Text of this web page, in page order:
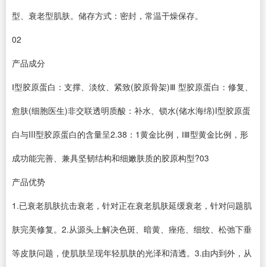
型、衰老型肌肤。储存方式：密封，常温干燥保存。
02
产品成分
Ⅰ型胶原蛋白：支撑、淡纹、紧致(胶原骨架)Ⅲ 型胶原蛋白：修复、
愈肤(细胞医生)非交联透明质酸：补水、锁水(储水海绵)I型胶原蛋
白与III型胶原蛋白的含量呈2.38：1黄金比例，ⅠⅢ型黄金比例，形
成功能完善、兼具坚韧结构和细嫩肤质的胶原构型?03
产品优势
1.已衰老肌肤抗击衰老，针对正在衰老肌肤延缓衰老，针对问题肌
肤完美修复。2.从源头上解决色斑、暗黄、痤疮、细纹、松弛下垂
等皮肤问题，使肌肤呈现年轻肌肤的光泽和清透。3.由内到外，从